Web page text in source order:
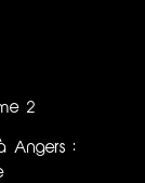
2
Angers :